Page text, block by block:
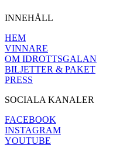
INNEHÅLL
HEM
VINNARE
OM IDROTTSGALAN
BILJETTER & PAKET
PRESS
SOCIALA KANALER
FACEBOOK
INSTAGRAM
YOUTUBE